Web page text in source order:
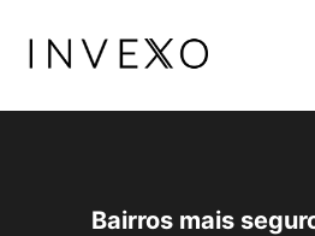
para
Conteúdo
Bairros mais